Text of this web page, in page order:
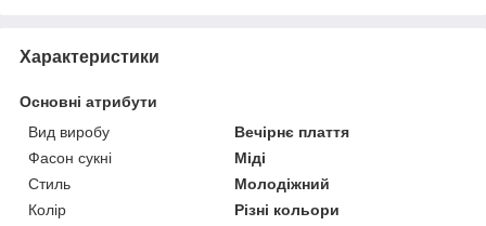
Характеристики
Основні атрибути
Вид виробу
Вечірнє плаття
Фасон сукні
Міді
Стиль
Молодіжний
Колір
Різні кольори